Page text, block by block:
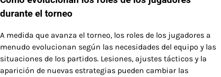
durante el torneo
A medida que avanza el torneo, los roles de los jugadores a
menudo evolucionan según las necesidades del equipo y las
situaciones de los partidos. Lesiones, ajustes tácticos y la
aparición de nuevas estrategias pueden cambiar las